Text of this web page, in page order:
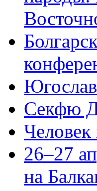
Секфю
Человек
26–27
на